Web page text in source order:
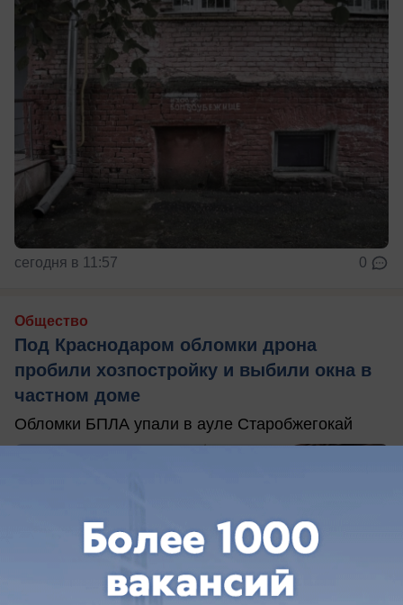
сегодня в 11:57 0
Общество
Под Краснодаром обломки дрона
пробили хозпостройку и выбили окна в
частном доме
Обломки БПЛА упали в ауле Старобжегокай